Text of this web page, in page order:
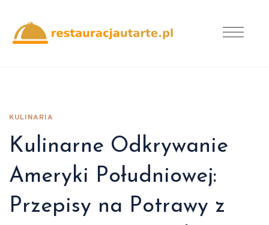
KULINARIA
Kulinarne Odkrywanie
Ameryki Południowej:
Przepisy na Potrawy z